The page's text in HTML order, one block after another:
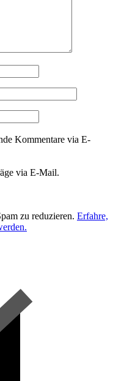
Kommentare via E-
via E-Mail.
zu reduzieren. Erfahre,